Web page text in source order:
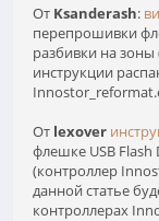
От Ksanderash:
перепрошивки
разбивки на зоны
инструкции
От lexover
флешке USB Flash
(контроллер
данной статье
контроллерах